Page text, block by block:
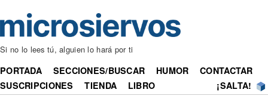
Si no lo lees tú, alguien lo hará por ti
PORTADA SECCIONES/BUSCAR HUMOR
CONTACTAR
SUSCRIPCIONES
TIENDA LIBRO ¡SALTA!